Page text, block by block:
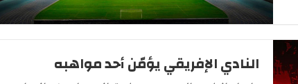
النادي الإفريقي يؤمّن أحد مواهبه